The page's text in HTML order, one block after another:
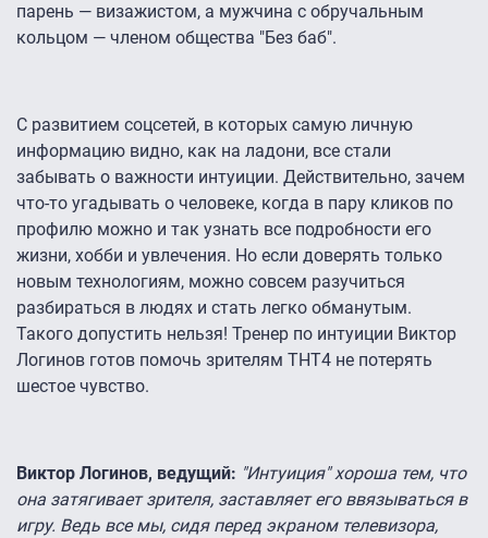
парень — визажистом, а мужчина с обручальным
кольцом — членом общества "Без баб".
С развитием соцсетей, в которых самую личную
информацию видно, как на ладони, все стали
забывать о важности интуиции. Действительно, зачем
что-то угадывать о человеке, когда в пару кликов по
профилю можно и так узнать все подробности его
жизни, хобби и увлечения. Но если доверять только
новым технологиям, можно совсем разучиться
разбираться в людях и стать легко обманутым.
Такого допустить нельзя! Тренер по интуиции Виктор
Логинов готов помочь зрителям ТНТ4 не потерять
шестое чувство.
Виктор Логинов, ведущий: "Интуиция" хороша тем, что
она затягивает зрителя, заставляет его ввязываться в
игру. Ведь все мы, сидя перед экраном телевизора,